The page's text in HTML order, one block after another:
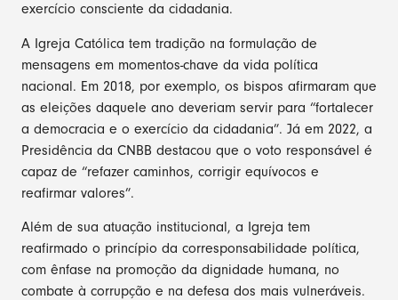
exercício consciente da cidadania.
A Igreja Católica tem tradição na formulação de
mensagens em momentos-chave da vida política
nacional. Em 2018, por exemplo, os bispos afirmaram que
as eleições daquele ano deveriam servir para “fortalecer
a democracia e o exercício da cidadania”. Já em 2022, a
Presidência da CNBB destacou que o voto responsável é
capaz de “refazer caminhos, corrigir equívocos e
reafirmar valores”.
Além de sua atuação institucional, a Igreja tem
reafirmado o princípio da corresponsabilidade política,
com ênfase na promoção da dignidade humana, no
combate à corrupção e na defesa dos mais vulneráveis.